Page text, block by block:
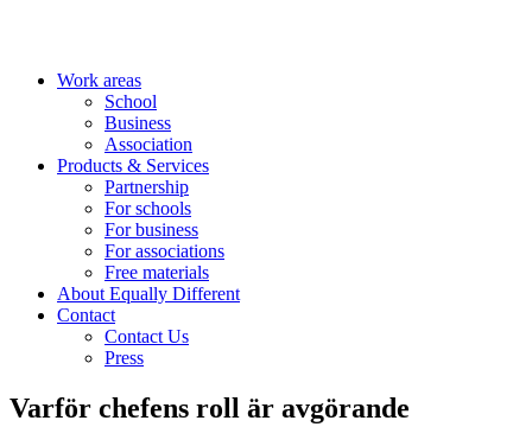
Work areas
School
Business
Association
Products & Services
Partnership
For schools
For business
For associations
Free materials
About Equally Different
Contact
Contact Us
Press
Varför chefens roll är avgörande